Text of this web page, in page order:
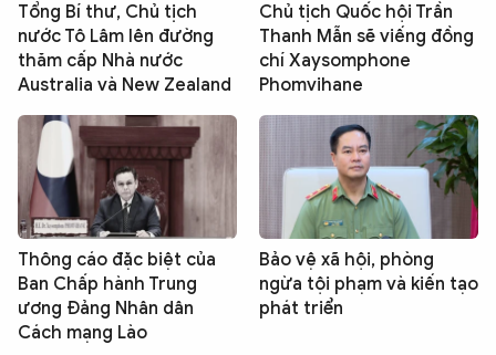
Tổng Bí thư, Chủ tịch
nước Tô Lâm lên đường
thăm cấp Nhà nước
Australia và New Zealand
Chủ tịch Quốc hội Trần
Thanh Mẫn sẽ viếng đồng
chí Xaysomphone
Phomvihane
Thông cáo đặc biệt của
Ban Chấp hành Trung
ương Đảng Nhân dân
Cách mạng Lào
Bảo vệ xã hội, phòng
ngừa tội phạm và kiến tạo
phát triển